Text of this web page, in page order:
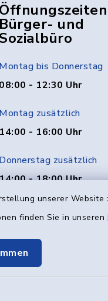
unserer
finden Sie in unseren
Öffnungszeiten
Bürger- und
Montag bis Donnerstag
08:00 - 12:30 Uhr
Montag zusätzlich
14:00 - 16:00 Uhr
Donnerstag zusätzlich
- 18:00 Uhr